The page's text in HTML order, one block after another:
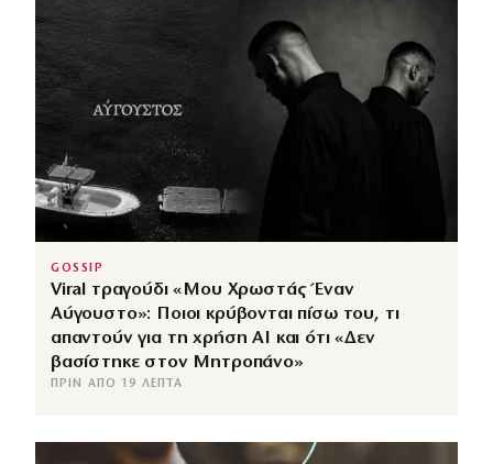
GOSSIP
Viral τραγούδι «Μου Χρωστάς Έναν
Αύγουστο»: Ποιοι κρύβονται πίσω του, τι
απαντούν για τη χρήση AI και ότι «Δεν
βασίστηκε στον Μητροπάνο»
ΠΡΙΝ ΑΠΌ 19 ΛΕΠΤΆ